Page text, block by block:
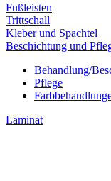
Fußleisten
Trittschall
Kleber und Spachtel
Beschichtung und
Behandlung/
Pflege
Laminat